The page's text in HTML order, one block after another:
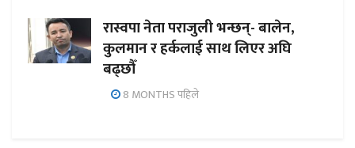
रास्वपा नेता पराजुली भन्छन्- बालेन,
कुलमान र हर्कलाई साथ लिएर अघि
बढ्छौँ
8 MONTHS पहिले